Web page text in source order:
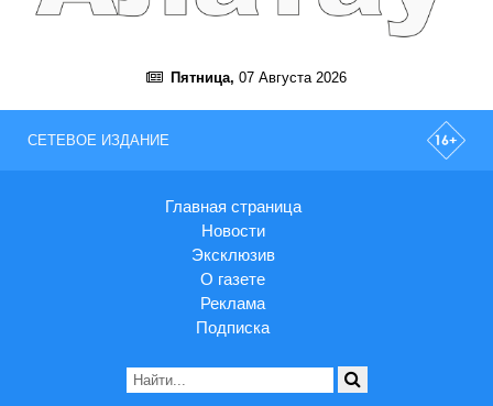
Пятница, 07 Августа 2026
СЕТЕВОЕ ИЗДАНИЕ
Главная страница
Новости
Эксклюзив
О газете
Реклама
Подписка